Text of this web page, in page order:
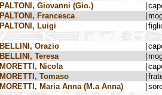
PALTONI, Giovanni (Gio.)
PALTONI, Francesca
PALTONI, Luigi
BELLINI, Orazio
BELLINI, Teresa
MORETTI, Nicola
MORETTI, Tomaso
MORETTI, Maria Anna (M.a Anna)